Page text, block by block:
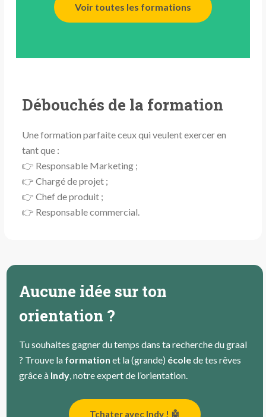
Voir toutes les formations
Débouchés de la formation
Une formation parfaite ceux qui veulent exercer en
tant que :
👉 Responsable Marketing ;
👉 Chargé de projet ;
👉 Chef de produit ;
👉 Responsable commercial.
Aucune idée sur ton
orientation ?
Tu souhaites gagner du temps dans ta recherche du graal
? Trouve la formation et la (grande) écolede tes rêves
grâce à Indy, notre expert de l’orientation.
Tchater avec Indy ! 🤖